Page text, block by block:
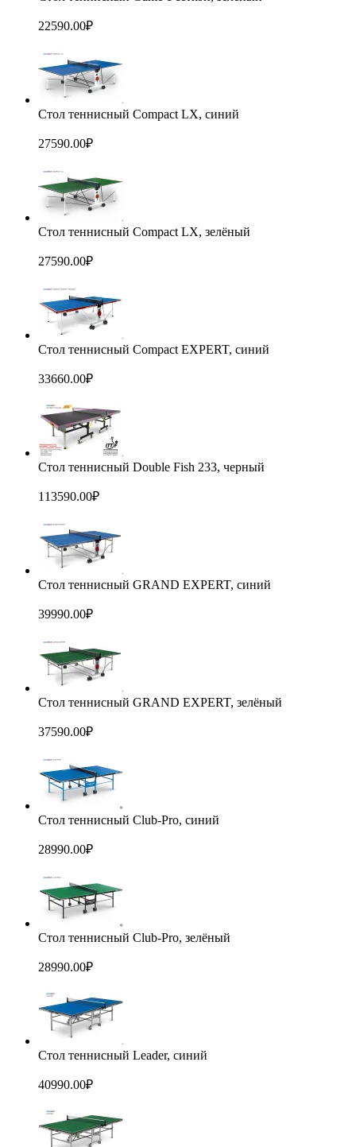
22590.00₽
Стол теннисный Compact LX, синий
27590.00₽
Стол теннисный Compact LX, зелёный
27590.00₽
Стол теннисный Compact EXPERT, синий
33660.00₽
Стол теннисный Double Fish 233, черный
113590.00₽
Стол теннисный GRAND EXPERT, синий
39990.00₽
Стол теннисный GRAND EXPERT, зелёный
37590.00₽
Стол теннисный Club-Pro, синий
28990.00₽
Стол теннисный Club-Pro, зелёный
28990.00₽
Стол теннисный Leader, синий
40990.00₽